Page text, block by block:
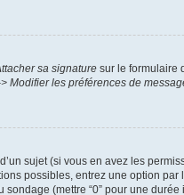
sa signature sur le formulaire
Modifier les préférences de
sujet (si vous en avez les
possibles, entrez une option
(mettre “0” pour une